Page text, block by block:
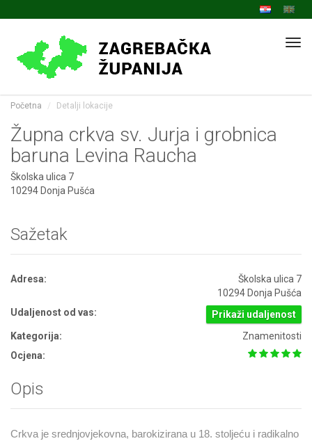
Početna Detalji lokacije
Župna crkva sv. Jurja i grobnica
baruna Levina Raucha
Školska ulica 7
10294 Donja Pušća
Sažetak
Adresa:
Školska ulica 7
10294 Donja Pušća
Udaljenost od vas:
Prikaži udaljenost
Kategorija:
Znamenitosti
Ocjena:
Opis
Crkva je srednjovjekovna, barokizirana u 18. stoljeću i radikalno